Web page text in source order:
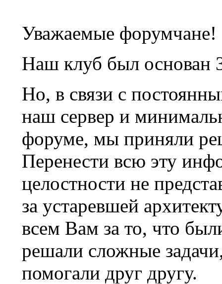
Уважаемые форумчане!
Наш клуб был основан
Но, в связи с
наш сервер и
форуме, мы приняли
Перенести всю эту
целостности не
за устаревшей
всем Вам за то, что
решали сложные
помогали друг другу.